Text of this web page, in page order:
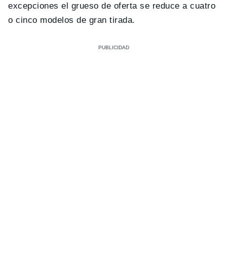
excepciones el grueso de oferta se reduce a cuatro
o cinco modelos de gran tirada.